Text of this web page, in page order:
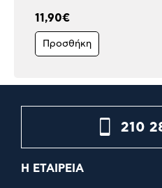
11,90€
Προσθήκη
210
Η ΕΤΑΙΡΕΙΑ